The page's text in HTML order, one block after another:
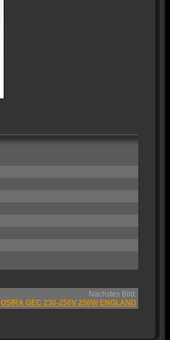
Nächstes Bild:
OSIRA GEC 230-250V 250W ENGLAND